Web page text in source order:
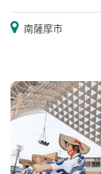
南薩摩市